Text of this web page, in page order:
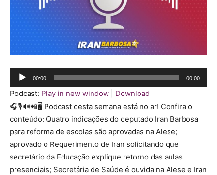
Tocador
de
áudio
00:00 00:00
Podcast: Play in new window
Download
🎧🎙️🔊📲🖥️ Podcast desta semana está no ar! Confira o
conteúdo: Quatro indicações do deputado Iran Barbosa
para reforma de escolas são aprovadas na Alese;
aprovado o Requerimento de Iran solicitando que
secretário da Educação explique retorno das aulas
presenciais; Secretária de Saúde é ouvida na Alese e Iran